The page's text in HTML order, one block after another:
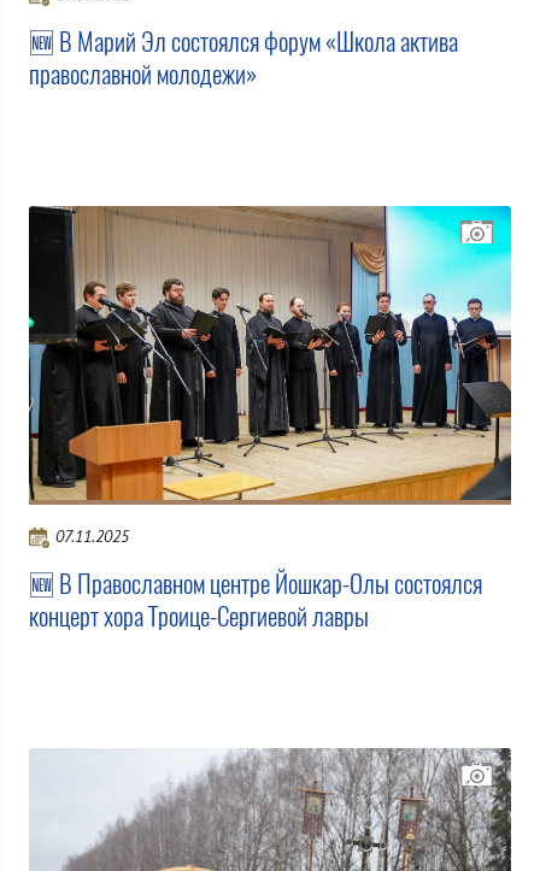
🆕 В Марий Эл состоялся форум «Школа актива
православной молодежи»
07.11.2025
🆕 В Православном центре Йошкар-Олы состоялся
концерт хора Троице-Сергиевой лавры